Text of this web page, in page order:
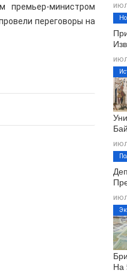
премьер-министром
переговоры на
На